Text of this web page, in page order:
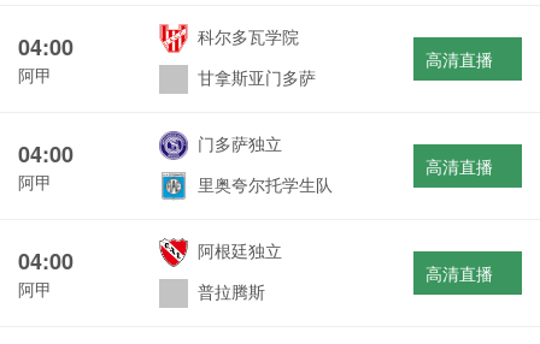
04:00
阿甲
科尔多瓦学院
甘拿斯亚门多萨
高清直播
04:00
阿甲
门多萨独立
里奥夸尔托学生队
高清直播
04:00
阿甲
阿根廷独立
普拉腾斯
高清直播